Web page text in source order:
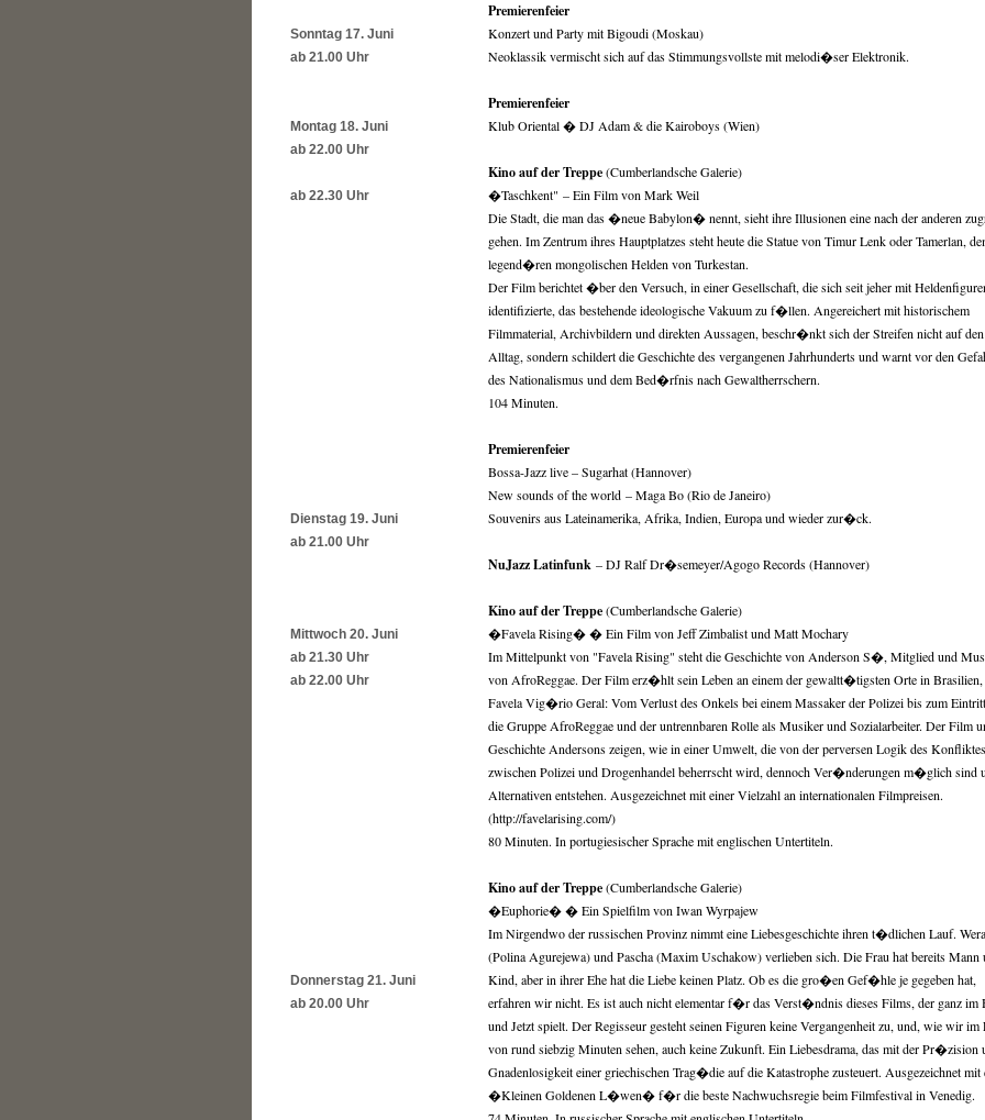
Sonntag 17. Juni
ab 21.00 Uhr
Montag 18. Juni
ab 22.00 Uhr
ab 22.30 Uhr
Dienstag 19. Juni
ab 21.00 Uhr
Mittwoch 20. Juni
ab 21.30 Uhr
ab 22.00 Uhr
Donnerstag 21. Juni
ab 20.00 Uhr
Premierenfeier
Konzert und Party mit Bigoudi (Moskau)
Neoklassik vermischt sich auf das Stimmungsvollste mit melodi�ser Elektronik.
Premierenfeier
Klub Oriental � DJ Adam & die Kairoboys (Wien)
Kino auf der Treppe(Cumberlandsche Galerie)
�Taschkent" – Ein Film von Mark Weil
Die Stadt, die man das �neue Babylon� nennt, sieht ihre Illusionen eine nach der anderen
gehen. Im Zentrum ihres Hauptplatzes steht heute die Statue von Timur Lenk oder Tamerlan,
legend�ren mongolischen Helden von Turkestan.
Der Film berichtet �ber den Versuch, in einer Gesellschaft, die sich seit jeher mit
identifizierte, das bestehende ideologische Vakuum zu f�llen. Angereichert mit historischem
Filmmaterial, Archivbildern und direkten Aussagen, beschr�nkt sich der Streifen nicht auf den
Alltag, sondern schildert die Geschichte des vergangenen Jahrhunderts und warnt vor den
des Nationalismus und dem Bed�rfnis nach Gewaltherrschern.
104 Minuten.
Premierenfeier
Bossa-Jazz live – Sugarhat (Hannover)
New sounds of the world – Maga Bo (Rio de Janeiro)
Souvenirs aus Lateinamerika, Afrika, Indien, Europa und wieder zur�ck.
NuJazz Latinfunk – DJ Ralf Dr�semeyer/Agogo Records (Hannover)
Kino auf der Treppe(Cumberlandsche Galerie)
�Favela Rising� � Ein Film von Jeff Zimbalist und Matt Mochary
Im Mittelpunkt von "Favela Rising" steht die Geschichte von Anderson S�, Mitglied und
von AfroReggae. Der Film erz�hlt sein Leben an einem der gewaltt�tigsten Orte in Brasilien,
Favela Vig�rio Geral: Vom Verlust des Onkels bei einem Massaker der Polizei bis zum
die Gruppe AfroReggae und der untrennbaren Rolle als Musiker und Sozialarbeiter. Der Film
Geschichte Andersons zeigen, wie in einer Umwelt, die von der perversen Logik des Konfliktes
zwischen Polizei und Drogenhandel beherrscht wird, dennoch Ver�nderungen m�glich sind
Alternativen entstehen. Ausgezeichnet mit einer Vielzahl an internationalen Filmpreisen.
(http://favelarising.com/)
80 Minuten. In portugiesischer Sprache mit englischen Untertiteln.
Kino auf der Treppe(Cumberlandsche Galerie)
�Euphorie� � Ein Spielfilm von Iwan Wyrpajew
Im Nirgendwo der russischen Provinz nimmt eine Liebesgeschichte ihren t�dlichen Lauf. Wera
(Polina Agurejewa) und Pascha (Maxim Uschakow) verlieben sich. Die Frau hat bereits Mann
Kind, aber in ihrer Ehe hat die Liebe keinen Platz. Ob es die gro�en Gef�hle je gegeben hat,
erfahren wir nicht. Es ist auch nicht elementar f�r das Verst�ndnis dieses Films, der ganz im
und Jetzt spielt. Der Regisseur gesteht seinen Figuren keine Vergangenheit zu, und, wie wir im
von rund siebzig Minuten sehen, auch keine Zukunft. Ein Liebesdrama, das mit der Pr�zision
Gnadenlosigkeit einer griechischen Trag�die auf die Katastrophe zusteuert. Ausgezeichnet mit
�Kleinen Goldenen L�wen� f�r die beste Nachwuchsregie beim Filmfestival in Venedig.